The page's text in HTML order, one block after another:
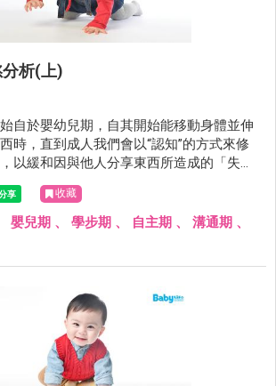
析(上)
自於嬰幼兒期，自其開始能移動身體並伸
時，直到成人我們會以“認知”的方式來修
以緩和因與他人分享東西所造成的「失落
收藏
嬰兒期 、 學步期 、 自主期 、 溝通期 、